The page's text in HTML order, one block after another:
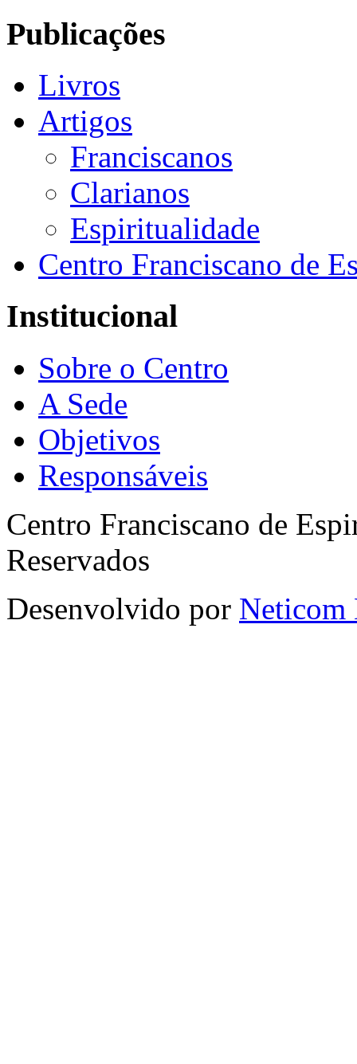
Publicações
Livros
Artigos
Franciscanos
Clarianos
Espiritualidade
Centro Franciscano de
Institucional
Sobre o Centro
A Sede
Objetivos
Responsáveis
Centro Franciscano de
Reservados
Desenvolvido por Neticom